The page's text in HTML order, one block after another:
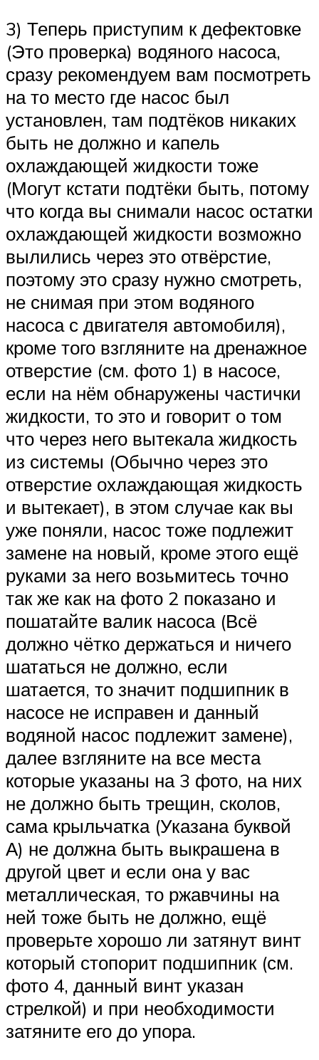
3) Теперь приступим к дефектовке
(Это проверка) водяного насоса,
сразу рекомендуем вам посмотреть
на то место где насос был
установлен, там подтёков никаких
быть не должно и капель
охлаждающей жидкости тоже
(Могут кстати подтёки быть, потому
что когда вы снимали насос остатки
охлаждающей жидкости возможно
вылились через это отвёрстие,
поэтому это сразу нужно смотреть,
не снимая при этом водяного
насоса с двигателя автомобиля),
кроме того взгляните на дренажное
отверстие (см. фото 1) в насосе,
если на нём обнаружены частички
жидкости, то это и говорит о том
что через него вытекала жидкость
из системы (Обычно через это
отверстие охлаждающая жидкость
и вытекает), в этом случае как вы
уже поняли, насос тоже подлежит
замене на новый, кроме этого ещё
руками за него возьмитесь точно
так же как на фото 2 показано и
пошатайте валик насоса (Всё
должно чётко держаться и ничего
шататься не должно, если
шатается, то значит подшипник в
насосе не исправен и данный
водяной насос подлежит замене),
далее взгляните на все места
которые указаны на 3 фото, на них
не должно быть трещин, сколов,
сама крыльчатка (Указана буквой
А) не должна быть выкрашена в
другой цвет и если она у вас
металлическая, то ржавчины на
ней тоже быть не должно, ещё
проверьте хорошо ли затянут винт
который стопорит подшипник (см.
фото 4, данный винт указан
стрелкой) и при необходимости
затяните его до упора.